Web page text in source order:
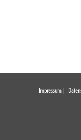
Impressum